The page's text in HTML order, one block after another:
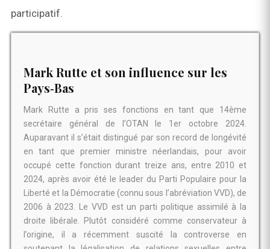
participatif.
Mark Rutte et son influence sur les
Pays‑Bas
Mark Rutte a pris ses fonctions en tant que 14ème
secrétaire général de l’OTAN le 1er octobre 2024.
Auparavant il s’était distingué par son record de longévité
en tant que premier ministre néerlandais, pour avoir
occupé cette fonction durant treize ans, entre 2010 et
2024, après avoir été le leader du Parti Populaire pour la
Liberté et la Démocratie (connu sous l’abréviation VVD), de
2006 à 2023. Le VVD est un parti politique assimilé à la
droite libérale. Plutôt considéré comme conservateur à
l’origine, il a récemment suscité la controverse en